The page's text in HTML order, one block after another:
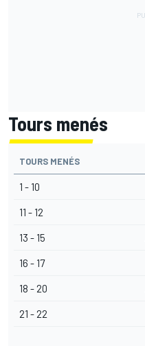
Tours menés
TOURS MENÉS
1 - 10
11 - 12
13 - 15
16 - 17
18 - 20
21 - 22